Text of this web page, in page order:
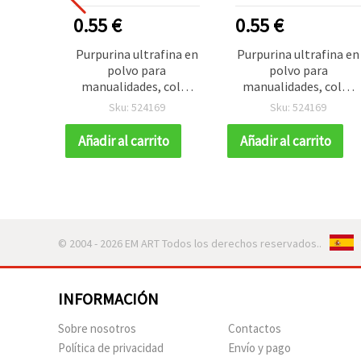
0.55 €
Purpurina ultrafina en
polvo para
manualidades, color
cobre, 0,2 mm (200
Sku: 524169
Añadir al carrito
0.55 €
Purpurina ultrafina en
polvo para
manualidades, color
cobre, 0,2 mm (200
Sku: 524169
Añadir al carrito
© 2004 - 2026 EM ART Todos los derechos reservados..
INFORMACIÓN
Sobre nosotros
Política de privacidad
Contactos
Envío y pago